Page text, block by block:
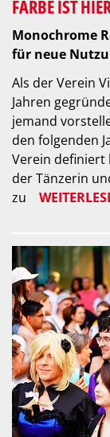
FARBE IST
Monochrome
für neue
Als der Verein
Jahren
jemand
den folgenden
Verein definiert
der Tänzerin
zu